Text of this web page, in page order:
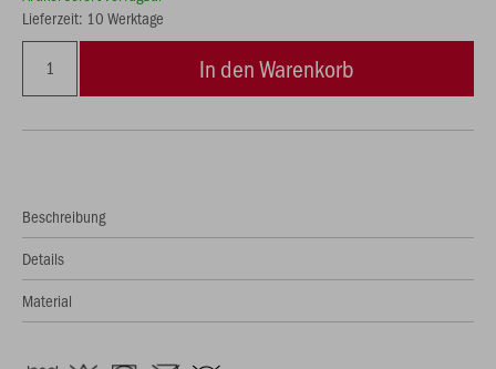
Lieferzeit: 10 Werktage
In den Warenkorb
Beschreibung
Details
Material